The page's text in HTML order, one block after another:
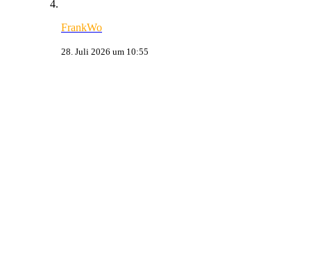
FrankWo
28. Juli 2026 um 10:55